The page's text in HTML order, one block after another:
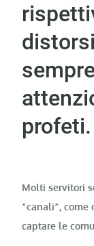
profeti.
Molti servitori
“canali”,
captare le